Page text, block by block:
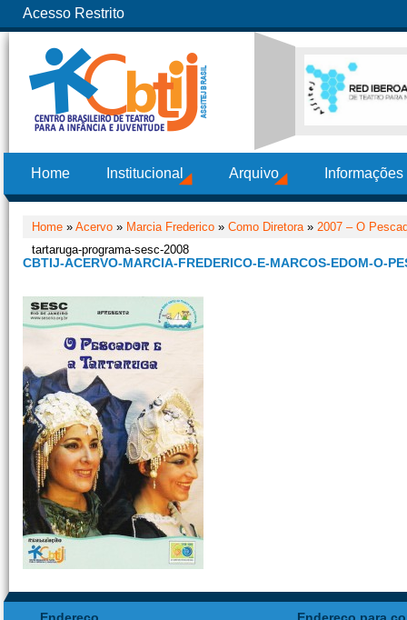
Acesso Restrito
Home Institucional Arquivo
Home » Acervo » Marcia Frederico » Como Diretora» 2007 – O
tartaruga-programa-sesc-2008
CBTIJ-ACERVO-MARCIA-FREDERICO-E-MARCOS-EDOM-O-